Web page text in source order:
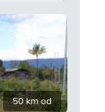
50 km od